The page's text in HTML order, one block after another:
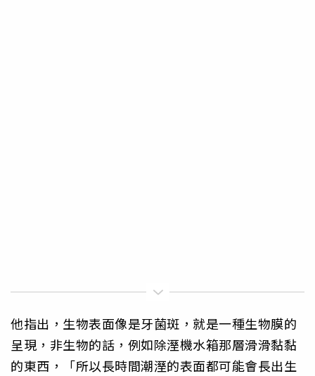
他指出，生物表面像是牙菌斑，就是一種生物膜的
呈現，非生物的話，例如除溼機水箱那層滑滑黏黏
的東西，「所以長時間潮溼的表面都可能會長出生